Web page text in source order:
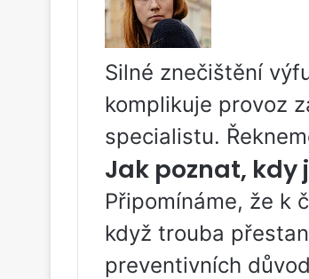
Silné znečištění
komplikuje provoz
specialistu.
Jak poznat, kdy
Připomínáme, že k
když trouba
preventivních